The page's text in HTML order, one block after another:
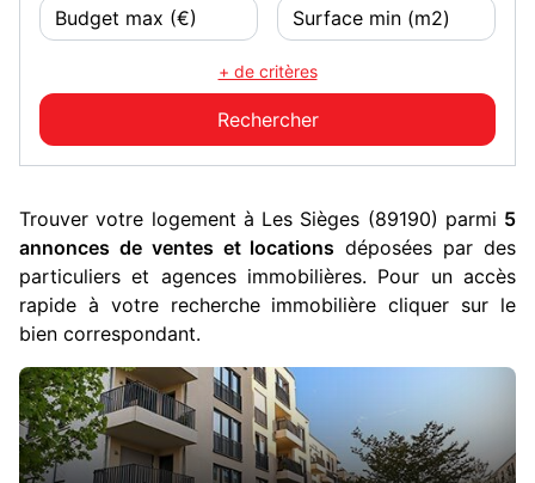
+ de critères
Trouver votre logement à Les Sièges (89190) parmi 5
annonces de ventes et locations déposées par des
particuliers et agences immobilières. Pour un accès
rapide à votre recherche immobilière cliquer sur le
bien correspondant.